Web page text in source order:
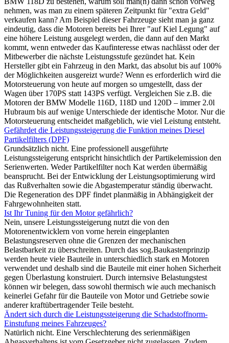
nehmen, was man zu einem späteren Zeitpunkt für "extra Geld"
verkaufen kann? Am Beispiel dieser Fahrzeuge sieht man ja ganz
eindeutig, dass die Motoren bereits bei Ihrer "auf Kiel Legung" auf
eine höhere Leistung ausgelegt werden, die dann auf den Markt
kommt, wenn entweder das Kaufinteresse etwas nachlässt oder der
Mitbewerber die nächste Leistungsstufe gezündet hat. Kein
Hersteller gibt ein Fahrzeug in den Markt, das absolut bis auf 100%
der Möglichkeiten ausgereizt wurde? Wenn es erforderlich wird die
Motorsteuerung von heute auf morgen so umgestellt, dass der
Wagen über 170PS statt 143PS verfügt. Vergleichen Sie z.B. die
Motoren der BMW Modelle 116D, 118D und 120D – immer 2.0l
Hubraum bis auf wenige Unterschiede der identische Motor. Nur die
Motorsteuerung entscheidet maßgeblich, wie viel Leistung entsteht.
Gefährdet die Leistungssteigerung die Funktion meines Diesel
Partikelfilters (DPF)
Grundsätzlich nicht. Eine professionell ausgeführte
Leistungssteigerung entspricht hinsichtlich der Partikelemission den
Serienwerten. Weder Partikelfilter noch Kat werden übermäßig
beansprucht. Bei der Entwicklung der Leistungsoptimierung wird
das Rußverhalten sowie die Abgastemperatur ständig überwacht.
Die Regeneration des DPF findet planmäßig in Abhängigkeit der
Fahrgewohnheiten statt.
Ist Ihr Tuning für den Motor gefährlich?
Nein, unsere Leistungssteigerung nutzt die von den
Motorenentwicklern von vorne herein eingeplanten
Belastungsreserven ohne die Grenzen der mechanischen
Belastbarkeit zu überschreiten. Durch das sog.Baukastenprinzip
werden heute viele Bauteile in unterschiedlich stark en Motoren
verwendet und deshalb sind die Bauteile mit einer hohen Sicherheit
gegen Überlastung konstruiert. Durch internsive Belastungstest
können wir belegen, dass sowohl thermisch wie auch mechanisch
keinerlei Gefahr für die Bauteile von Motor und Getriebe sowie
anderer kraftübertragender Teile besteht.
Ändert sich durch die Leistungssteigerung die Schadstoffnorm-
Einstufung meines Fahrzeuges?
Natürlich nicht. Eine Verschlechterung des serienmäßigen